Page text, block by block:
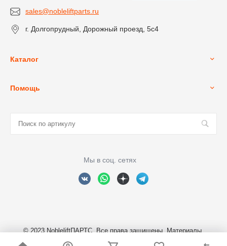
sales@nobleliftparts.ru
г. Долгопрудный, Дорожный проезд, 5с4
Каталог
Помощь
Мы в соц. сетях
© 2023 NobleliftПАРТС, Все права защищены. Материалы,
размещенные на сайте являются собственностью ООО